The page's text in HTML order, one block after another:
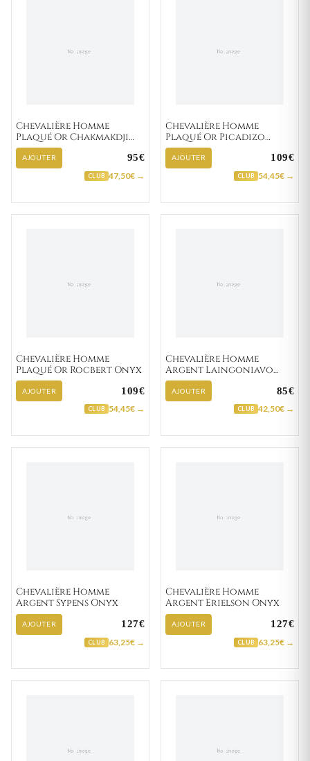
Chevalière Homme
Plaqué Or Chakmakdji
Onyx
AJOUTER 95€
CLUB 47,50€ →
Chevalière Homme
Plaqué Or Picadizo
Onyx
AJOUTER 109€
CLUB 54,45€ →
Chevalière Homme
Plaqué Or Rocbert Onyx
AJOUTER 109€
CLUB 54,45€ →
Chevalière Homme
Argent Laingoniavo
Onyx
AJOUTER 85€
CLUB 42,50€ →
Chevalière Homme
Argent Sypens Onyx
AJOUTER 127€
CLUB 63,25€ →
Chevalière Homme
Argent Erielson Onyx
AJOUTER 127€
CLUB 63,25€ →